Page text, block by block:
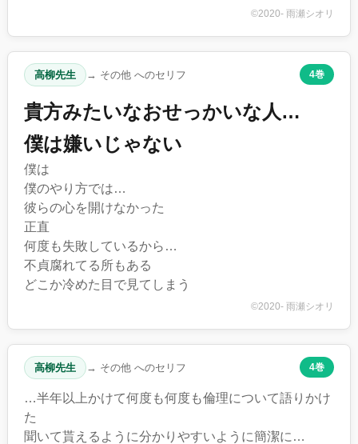
©2020- 雨瀬シオリ
高柳先生 → その他 へのセリフ 4巻
貴方みたいなおせっかいな人…
僕は嫌いじゃない
僕は
僕のやり方では…
彼らの心を開けなかった
正直
何度も失敗しているから…
不貞腐れてる所もある
どこか冷めた目で見てしまう
©2020- 雨瀬シオリ
高柳先生 → その他 へのセリフ 4巻
…半年以上かけて何度も何度も倫理について語りかけ
た
聞いて貰えるように分かりやすいように簡潔に…